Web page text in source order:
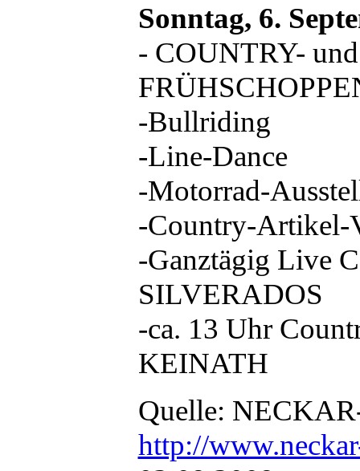
Sonntag, 6.
- COUNTRY-
-Bullriding
-Line-Dance
-Motorrad-
-Country-Artikel-
-Ganztägig Live
SILVERADOS
-ca. 13 Uhr
KEINATH
Quelle:
http://